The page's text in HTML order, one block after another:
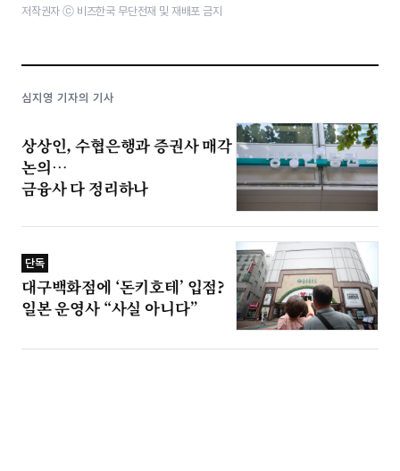
저작권자 ⓒ 비즈한국 무단전재 및 재배포 금지
심지영 기자의 기사
상상인, 수협은행과 증권사 매각
논의…
금융사 다 정리하나
단독
대구백화점에 ‘돈키호테’ 입점?
일본 운영사 “사실 아니다”